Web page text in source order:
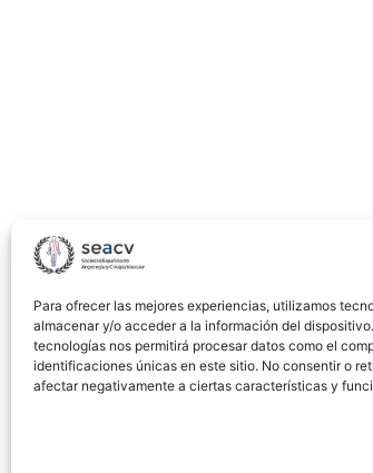
Para ofrecer las mejores experiencias, utilizamos
almacenar y/o acceder a la información del
tecnologías nos permitirá procesar datos como el
identificaciones únicas en este sitio. No consentir o
afectar negativamente a ciertas características y